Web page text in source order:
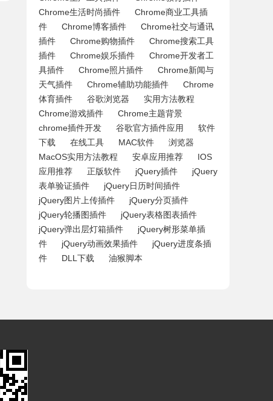
Chrome生活时尚插件
Chrome商业工具插
件
Chrome博客插件
Chrome社交与通讯
插件
Chrome购物插件
Chrome搜索工具
插件
Chrome娱乐插件
Chrome开发者工
具插件
Chrome照片插件
Chrome新闻与
天气插件
Chrome辅助功能插件
Chrome
体育插件
谷歌浏览器
实用方法教程
Chrome游戏插件
Chrome主题背景
chrome插件开发
谷歌官方插件应用
软件
下载
在线工具 MAC软件
浏览器
MacOS实用方法教程
安卓应用推荐
IOS
应用推荐
正版软件 jQuery插件
jQuery
表单验证插件
jQuery日历时间插件
jQuery图片上传插件
jQuery分页插件
jQuery轮播图插件
jQuery表格图表插件
jQuery弹出层灯箱插件
jQuery树形菜单插
件
jQuery动画效果插件
jQuery进度条插
件
DLL下载 油猴脚本